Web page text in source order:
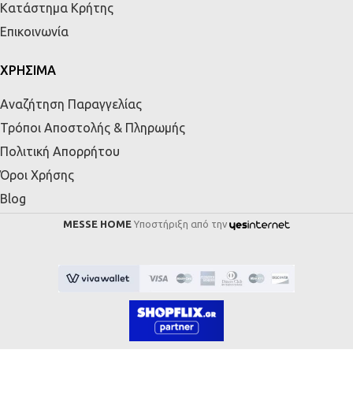
Κατάστημα Κρήτης
Επικοινωνία
ΧΡΗΣΙΜΑ
Αναζήτηση Παραγγελίας
Τρόποι Αποστολής & Πληρωμής
Πολιτική Απορρήτου
Όροι Χρήσης
Blog
MESSE HOME Υποστήριξη από την